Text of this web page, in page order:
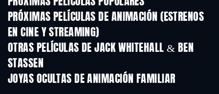
PRÓXIMAS PELÍCULAS DE ANIMACIÓN (ESTRENOS
EN CINE Y STREAMING)
LEGO Disney Princess:
Magical Mayhem
OTRAS PELÍCULAS DE JACK WHITEHALL & BEN
STASSEN
JOYAS OCULTAS DE ANIMACIÓN FAMILIAR
TV